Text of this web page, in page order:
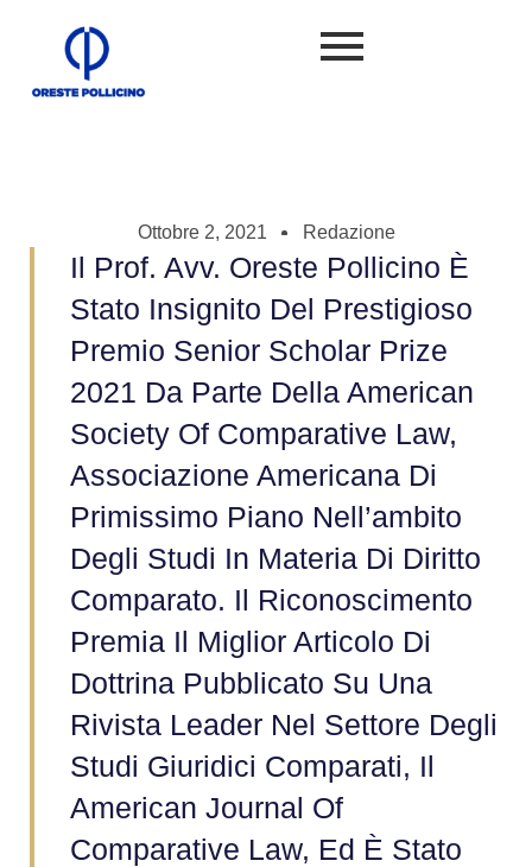
Ottobre 2, 2021 Redazione
Il Prof. Avv. Oreste Pollicino È
Stato Insignito Del Prestigioso
Premio Senior Scholar Prize
2021 Da Parte Della American
Society Of Comparative Law,
Associazione Americana Di
Primissimo Piano Nell’ambito
Degli Studi In Materia Di Diritto
Comparato. Il Riconoscimento
Premia Il Miglior Articolo Di
Dottrina Pubblicato Su Una
Rivista Leader Nel Settore Degli
Studi Giuridici Comparati, Il
American Journal Of
Comparative Law, Ed È Stato